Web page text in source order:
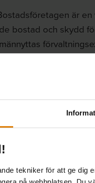
tekniker för att ge dig
är
bostad och skydd
av Sveriges
När regeringen nu
ännu tydligare hur